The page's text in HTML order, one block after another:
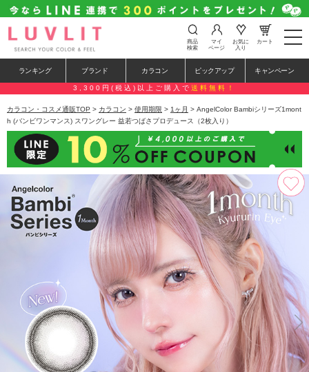
t
o
e
n
a
a
i
o
n
商品
検索
マイ
ページ
お気に
入り
カート
ランキング ブランド カラコン ピックアップ キャンペーン
3,300円(税込)以上ご購入で 送料無料！
カラコン・コスメ通販TOP > カラコン > 使用期限 > 1ヶ月 > AngelColor Bambiシリーズ1mont
h (バンビワンマンス) スワングレー 益若つばさプロデュース（2枚入り）